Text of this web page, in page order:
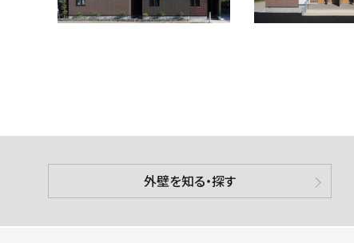
外壁を知る・探す